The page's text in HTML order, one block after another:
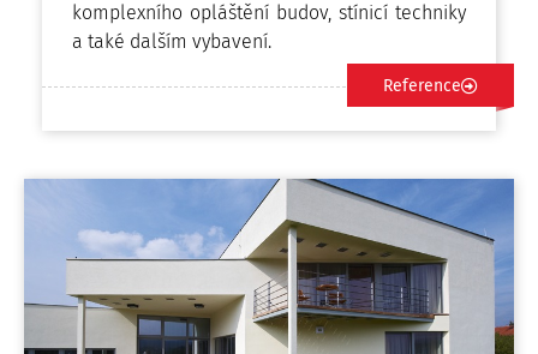
komplexního opláštění budov, stínicí techniky
a také dalším vybavení.
Reference